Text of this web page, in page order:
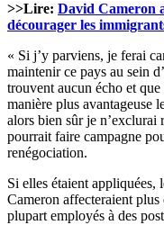
>>Lire: David Cameron
décourager les
« Si j’y parviens, je ferai
maintenir ce pays au sein
trouvent aucun écho et
manière plus avantageuse
alors bien sûr je n’exclurai
pourrait faire campagne
renégociation.
Si elles étaient appliquées,
Cameron affecteraient
plupart employés à des